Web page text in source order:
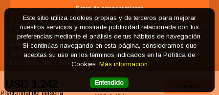
USD 1.242
Precio final por persona
Total 2 adultos
en Hab. Doble
Consultar
Boton de arrepentimiento
Podés cancelar tus compras realizadas de forma online o telefonica
dentro de un plazo máximo de 10 días desde la fecha que
realizaste la compra (Disp.954/2025). Según decreto 809/2024 las
tarifas aéreas se rigen por política tarifaria de la compañía aérea
informada antes de la contratación.
Defensa del consumidor. Para reclamos
Este sitio utiliza cookies propias y de terceros para mejorar
nuestros servicios y mostrarte publicidad relacionada con tus
preferencias mediante el análisis de tus hábitos de navegación.
Si continúas navegando en esta página, consideramos que
aceptas su uso en los términos indicados en la Política de
Cookies. Más información
Entendido